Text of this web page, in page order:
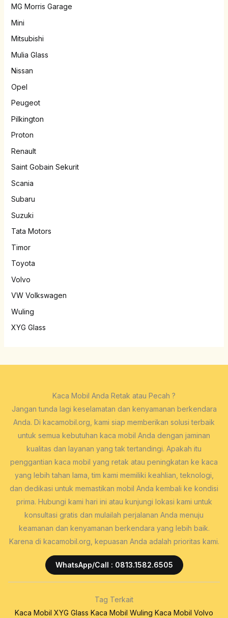
MG Morris Garage
Mini
Mitsubishi
Mulia Glass
Nissan
Opel
Peugeot
Pilkington
Proton
Renault
Saint Gobain Sekurit
Scania
Subaru
Suzuki
Tata Motors
Timor
Toyota
Volvo
VW Volkswagen
Wuling
XYG Glass
Kaca Mobil Anda Retak atau Pecah ?
Jangan tunda lagi keselamatan dan kenyamanan berkendara
Anda. Di kacamobil.org, kami siap memberikan solusi terbaik
untuk semua kebutuhan kaca mobil Anda dengan jaminan
kualitas dan layanan yang tak tertandingi. Apakah itu
penggantian kaca mobil yang retak atau peningkatan ke kaca
yang lebih tahan lama, tim kami memiliki keahlian, teknologi,
dan dedikasi untuk memastikan mobil Anda kembali ke kondisi
prima. Hubungi kami hari ini atau kunjungi lokasi kami untuk
konsultasi gratis dan mulailah perjalanan Anda menuju
keamanan dan kenyamanan berkendara yang lebih baik.
Karena di kacamobil.org, kepuasan Anda adalah prioritas kami.
WhatsApp/Call : 0813.1582.6505
Tag Terkait
Kaca Mobil XYG Glass Kaca Mobil Wuling Kaca Mobil Volvo